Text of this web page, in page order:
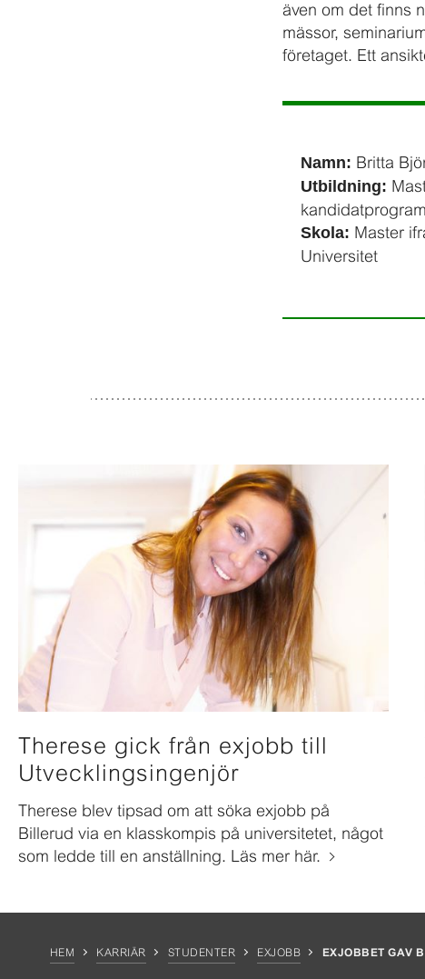
även om det finns
mässor,
företaget. Ett
Namn: Britta
Utbildning:
kandidatprogram
Skola: Master
Universitet
Therese gick från exjobb till
Utvecklingsingenjör
Therese blev tipsad om att söka exjobb på
Billerud via en klasskompis på universitetet, något
som ledde till en anställning. Läs mer här.
HEM KARRIÄR STUDENTER EXJOBB EXJOBBET GAV